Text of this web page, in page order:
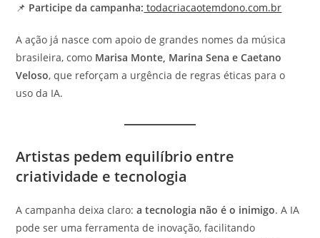
📌 Participe da campanha: todacriacaotemdono.com.br
A ação já nasce com apoio de grandes nomes da música
brasileira, como Marisa Monte, Marina Sena e Caetano
Veloso, que reforçam a urgência de regras éticas para o
uso da IA.
Artistas pedem equilíbrio entre
criatividade e tecnologia
A campanha deixa claro:a tecnologia não é o inimigo. A IA
pode ser uma ferramenta de inovação, facilitando